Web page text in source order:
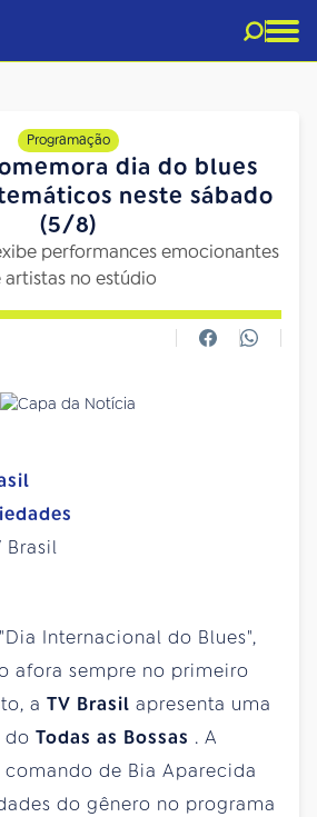
Programação
dia do blues
neste sábado
(5/8)
performances emocionantes
artistas no estúdio
Brasil
Internacional do Blues",
afora sempre no primeiro
a TV Brasil apresenta uma
do Todas as Bossas . A
de Bia Aparecida
do gênero no programa